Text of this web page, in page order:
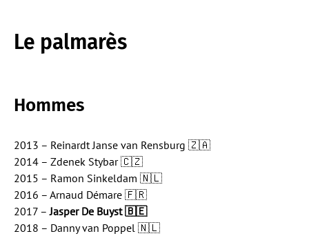
Le palmarès
Hommes
2013 – Reinardt Janse van Rensburg 🇿🇦
2014 – Zdenek Stybar 🇨🇿
2015 – Ramon Sinkeldam 🇳🇱
2016 – Arnaud Démare 🇫🇷
2017 –Jasper De Buyst 🇧🇪
2018 – Danny van Poppel 🇳🇱